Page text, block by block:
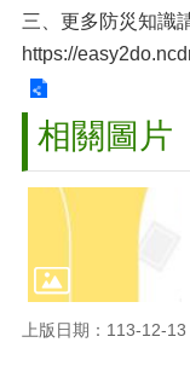
三、更多防災知識
https://
相關圖片
上版日期：113-12-13